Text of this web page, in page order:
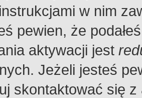
w nim
pewien, że
aktywacji jest
Jeżeli jesteś
skontaktować się